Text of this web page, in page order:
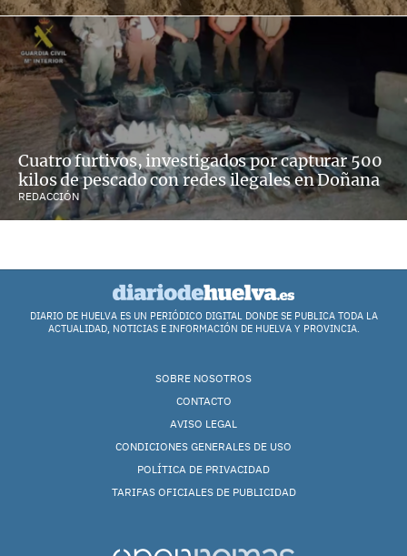
Cuatro furtivos, investigados por capturar 500
kilos de pescado con redes ilegales en Doñana
REDACCIÓN
DIARIO DE HUELVA ES UN PERIÓDICO DIGITAL DONDE SE PUBLICA TODA LA
ACTUALIDAD, NOTICIAS E INFORMACIÓN DE HUELVA Y PROVINCIA.
SOBRE NOSOTROS
CONTACTO
AVISO LEGAL
CONDICIONES GENERALES DE USO
POLÍTICA DE PRIVACIDAD
TARIFAS OFICIALES DE PUBLICIDAD